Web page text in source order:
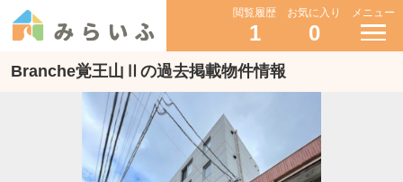
閲覧履歴
1
お気に入り
0
メニュー
Branche覚王山Ⅱの過去掲載物件情報